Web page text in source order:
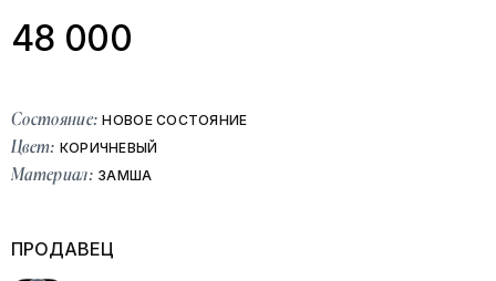
48 000
Состояние: НОВОЕ СОСТОЯНИЕ
Цвет: КОРИЧНЕВЫЙ
Материал: ЗАМША
ПРОДАВЕЦ